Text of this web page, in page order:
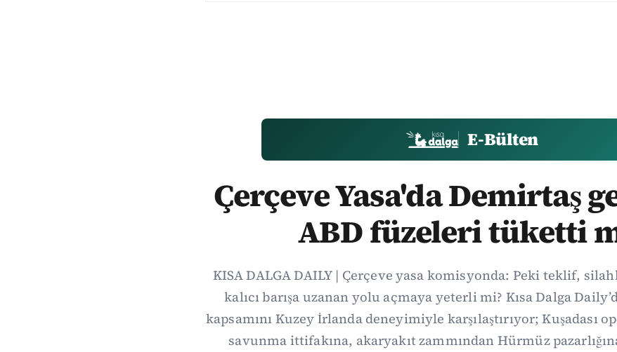
E-Bülten
Çerçeve Yasa'da Demirtaş
ABD füzeleri tüketti
KISA DALGA DAILY | Çerçeve yasa komisyonda: Peki teklif,
kalıcı barışa uzanan yolu açmaya yeterli mi? Kısa Dalga
kapsamını Kuzey İrlanda deneyimiyle karşılaştırıyor; Kuşadası
savunma ittifakına, akaryakıt zammından Hürmüz